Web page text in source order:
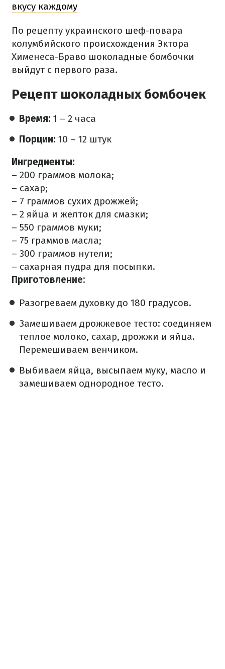
вкусу каждому
По рецепту украинского шеф-повара
колумбийского происхождения Эктора
Хименеса-Браво шоколадные бомбочки
выйдут с первого раза.
Рецепт шоколадных бомбочек
Время: 1 – 2 часа
Порции: 10 – 12 штук
Ингредиенты:
– 200 граммов молока;
– сахар;
– 7 граммов сухих дрожжей;
– 2 яйца и желток для смазки;
– 550 граммов муки;
– 75 граммов масла;
– 300 граммов нутели;
– сахарная пудра для посыпки.
Приготовление:
Разогреваем духовку до 180 градусов.
Замешиваем дрожжевое тесто: соединяем
теплое молоко, сахар, дрожжи и яйца.
Перемешиваем венчиком.
Выбиваем яйца, высыпаем муку, масло и
замешиваем однородное тесто.